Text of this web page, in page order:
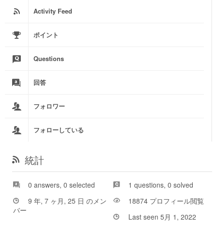
Activity Feed
ポイント
Questions
回答
フォロワー
フォローしている
統計
0 answers, 0 selected
1 questions, 0 solved
9 年, 7 ヶ月, 25 日 のメン
バー
18874 プロフィール閲覧
Last seen 5月 1, 2022